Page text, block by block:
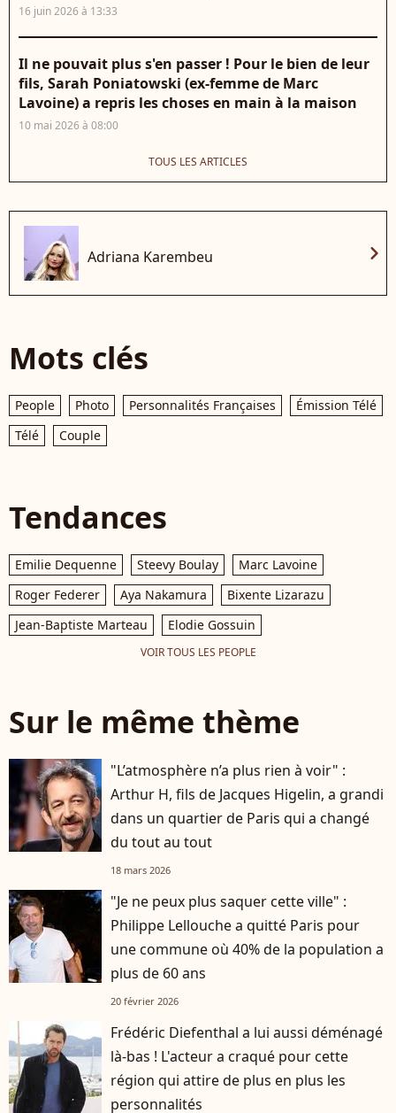
16 juin 2026 à 13:33
Il ne pouvait plus s'en passer ! Pour le bien de leur
fils, Sarah Poniatowski (ex-femme de Marc
Lavoine) a repris les choses en main à la maison
10 mai 2026 à 08:00
TOUS LES ARTICLES
Adriana Karembeu chevron_right
Mots clés
People Photo Personnalités Françaises
Émission Télé
Télé
Couple
Tendances
Emilie Dequenne Steevy Boulay
Marc Lavoine
Roger Federer
Aya Nakamura
Bixente Lizarazu
Jean-Baptiste Marteau
Elodie Gossuin
VOIR TOUS LES PEOPLE
Sur le même thème
"L’atmosphère n’a plus rien à voir" :
Arthur H, fils de Jacques Higelin, a grandi
dans un quartier de Paris qui a changé
du tout au tout
18 mars 2026
"Je ne peux plus saquer cette ville" :
Philippe Lellouche a quitté Paris pour
une commune où 40% de la population a
plus de 60 ans
20 février 2026
Frédéric Diefenthal a lui aussi déménagé
là-bas ! L'acteur a craqué pour cette
région qui attire de plus en plus les
personnalités